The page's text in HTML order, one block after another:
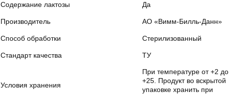
Содержание лактозы Да
Производитель АО «Вимм-Билль-Данн»
Способ обработки Стерилизованный
Стандарт качества ТУ
Условия хранения
При температуре от +2 до
+25. Продукт во вскрытой
упаковке хранить при